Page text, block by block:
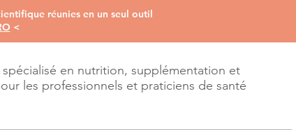
réunies en un seul outil
<
en nutrition, supplémentation et
les professionnels et praticiens de santé